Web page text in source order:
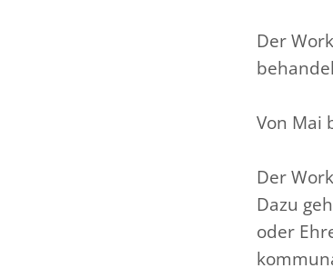
Der
Von Mai
Der
Dazu
oder